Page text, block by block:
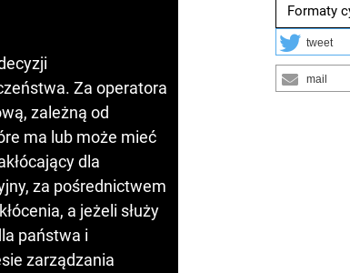
Za operatora
zależną od
ma lub może mieć
dla
za pośrednictwem
a jeżeli służy
państwa i
zarządzania
Formaty
tweet
mail